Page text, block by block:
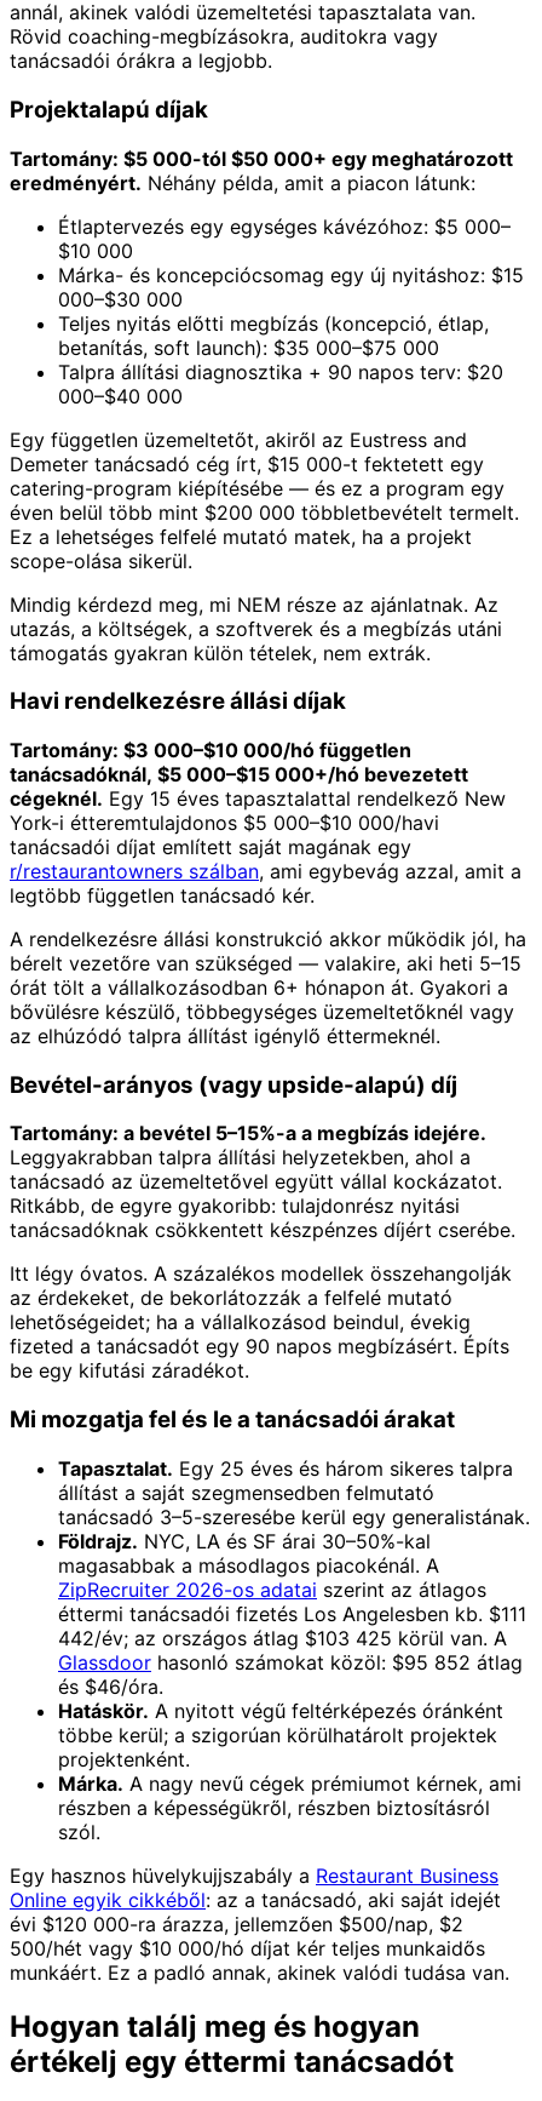
annál, akinek valódi üzemeltetési tapasztalata van.
Rövid coaching-megbízásokra, auditokra vagy
tanácsadói órákra a legjobb.
Projektalapú díjak
Tartomány: $5 000-tól $50 000+ egy meghatározott
eredményért. Néhány példa, amit a piacon látunk:
Étlaptervezés egy egységes kávézóhoz: $5 000–
$10 000
Márka- és koncepciócsomag egy új nyitáshoz: $15
000–$30 000
Teljes nyitás előtti megbízás (koncepció, étlap,
betanítás, soft launch): $35 000–$75 000
Talpra állítási diagnosztika + 90 napos terv: $20
000–$40 000
Egy független üzemeltetőt, akiről az Eustress and
Demeter tanácsadó cég írt, $15 000-t fektetett egy
catering-program kiépítésébe — és ez a program egy
éven belül több mint $200 000 többletbevételt termelt.
Ez a lehetséges felfelé mutató matek, ha a projekt
scope-olása sikerül.
Mindig kérdezd meg, mi NEM része az ajánlatnak. Az
utazás, a költségek, a szoftverek és a megbízás utáni
támogatás gyakran külön tételek, nem extrák.
Havi rendelkezésre állási díjak
Tartomány: $3 000–$10 000/hó független
tanácsadóknál, $5 000–$15 000+/hó bevezetett
cégeknél. Egy 15 éves tapasztalattal rendelkező New
York-i étteremtulajdonos $5 000–$10 000/havi
tanácsadói díjat említett saját magának egy
r/restaurantowners szálban, ami egybevág azzal, amit a
legtöbb független tanácsadó kér.
A rendelkezésre állási konstrukció akkor működik jól, ha
bérelt vezetőre van szükséged — valakire, aki heti 5–15
órát tölt a vállalkozásodban 6+ hónapon át. Gyakori a
bővülésre készülő, többegységes üzemeltetőknél vagy
az elhúzódó talpra állítást igénylő éttermeknél.
Bevétel-arányos (vagy upside-alapú) díj
Tartomány: a bevétel 5–15%-a a megbízás idejére.
Leggyakrabban talpra állítási helyzetekben, ahol a
tanácsadó az üzemeltetővel együtt vállal kockázatot.
Ritkább, de egyre gyakoribb: tulajdonrész nyitási
tanácsadóknak csökkentett készpénzes díjért cserébe.
Itt légy óvatos. A százalékos modellek összehangolják
az érdekeket, de bekorlátozzák a felfelé mutató
lehetőségeidet; ha a vállalkozásod beindul, évekig
fizeted a tanácsadót egy 90 napos megbízásért. Építs
be egy kifutási záradékot.
Mi mozgatja fel és le a tanácsadói árakat
Tapasztalat. Egy 25 éves és három sikeres talpra
állítást a saját szegmensedben felmutató
tanácsadó 3–5-szeresébe kerül egy generalistának.
Földrajz. NYC, LA és SF árai 30–50%-kal
magasabbak a másodlagos piacokénál. A
ZipRecruiter 2026-os adatai szerint az átlagos
éttermi tanácsadói fizetés Los Angelesben kb. $111
442/év; az országos átlag $103 425 körül van. A
Glassdoor hasonló számokat közöl: $95 852 átlag
és $46/óra.
Hatáskör. A nyitott végű feltérképezés óránként
többe kerül; a szigorúan körülhatárolt projektek
projektenként.
Márka. A nagy nevű cégek prémiumot kérnek, ami
részben a képességükről, részben biztosításról
szól.
Egy hasznos hüvelykujjszabály a Restaurant Business
Online egyik cikkéből: az a tanácsadó, aki saját idejét
évi $120 000-ra árazza, jellemzően $500/nap, $2
500/hét vagy $10 000/hó díjat kér teljes munkaidős
munkáért. Ez a padló annak, akinek valódi tudása van.
Hogyan találj meg és hogyan
értékelj egy éttermi tanácsadót